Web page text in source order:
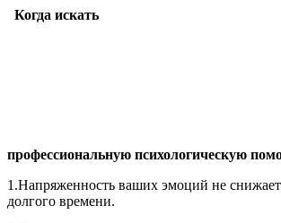
Когда искать
профессиональную психологическую
1.Напряженность ваших эмоций не
долгого времени.